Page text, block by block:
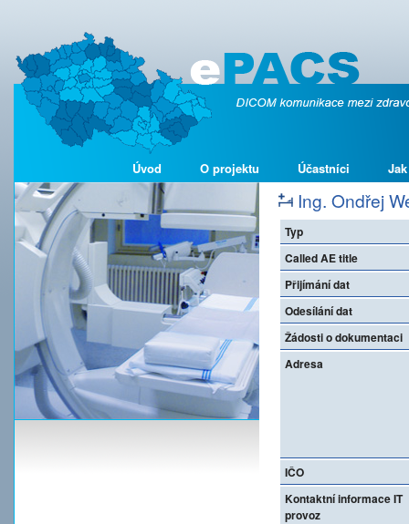
Úvod O projektu Účastníci
Ing. Ondřej
Typ
Called AE title
Přijímání dat
Odesílání dat
Žádosti o dokumentaci
Adresa
IČO
Kontaktní informace IT
provoz